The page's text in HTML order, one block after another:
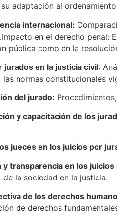
adaptación al
internacional:
en el derecho penal:
pública como en la
jurados en la justicia civil:
las normas constitucionales
del jurado:
y capacitación de los
jueces en los juicios por
y transparencia en los juicios
de la sociedad en la justicia.
de los derechos
de derechos